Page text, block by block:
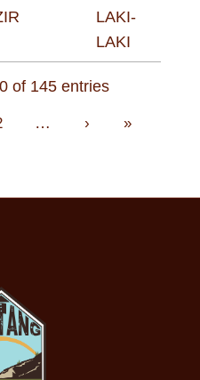
LAKI-
LAKI
of 145 entries
… › »